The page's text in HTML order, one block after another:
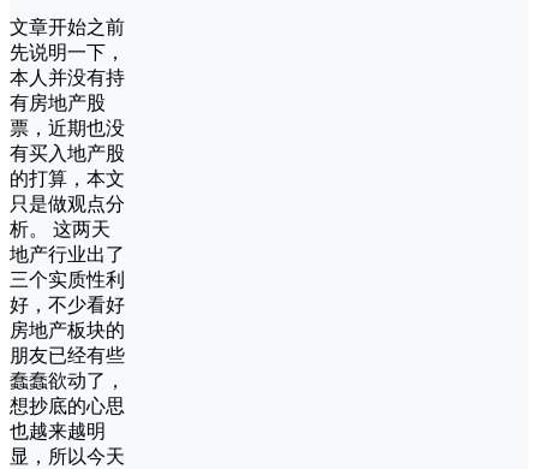
文章开始之前
先说明一下，
本人并没有持
有房地产股
票，近期也没
有买入地产股
的打算，本文
只是做观点分
析。 这两天
地产行业出了
三个实质性利
好，不少看好
房地产板块的
朋友已经有些
蠢蠢欲动了，
想抄底的心思
也越来越明
显，所以今天